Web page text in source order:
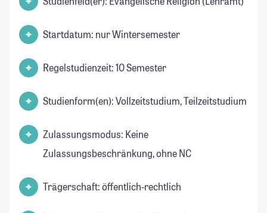
Startdatum: nur Wintersemester
Regelstudienzeit: 10 Semester
Studienform(en): Vollzeitstudium, Teilzeitstudium
Zulassungsmodus: Keine
Zulassungsbeschränkung, ohne NC
Trägerschaft: öffentlich-rechtlich